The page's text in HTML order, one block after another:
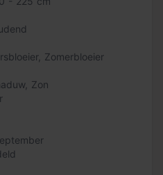
dan vertakken waardoor
ongeveer een derde van de
er wel op dat je niet in de
door beschadiging
boom is de stamomtrek
genoemde hoogte is
de hoogte indicatie
ontleend.
, Zomerbloeier
Zon